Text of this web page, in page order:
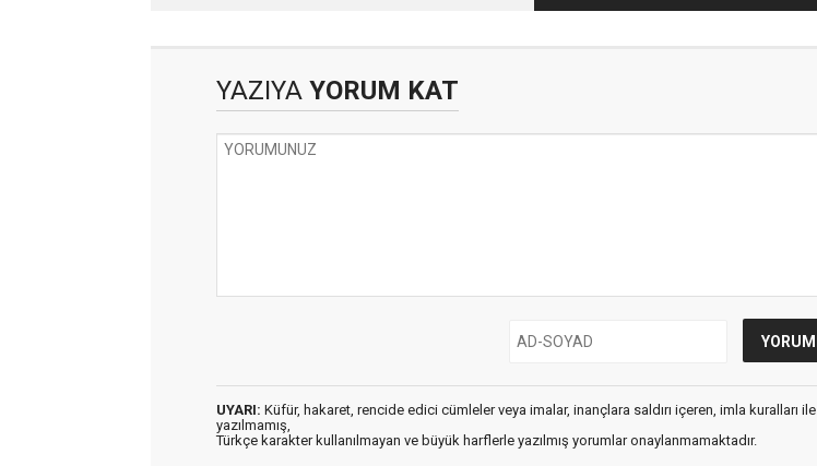
YAZIYA YORUM KAT
UYARI: Küfür, hakaret, rencide edici cümleler veya imalar, inançlara saldırı içeren, imla kuralları ile
yazılmamış,
Türkçe karakter kullanılmayan ve büyük harflerle yazılmış yorumlar onaylanmamaktadır.